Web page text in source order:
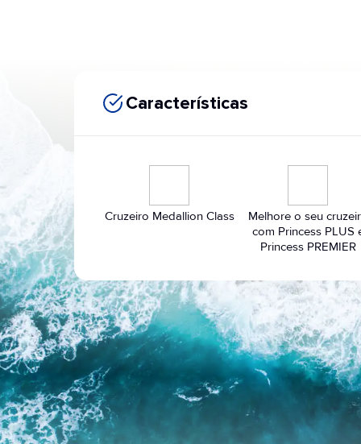
Características
Cruzeiro Medallion Class
Melhore o seu
com Princess PLUS
Princess PREMIER